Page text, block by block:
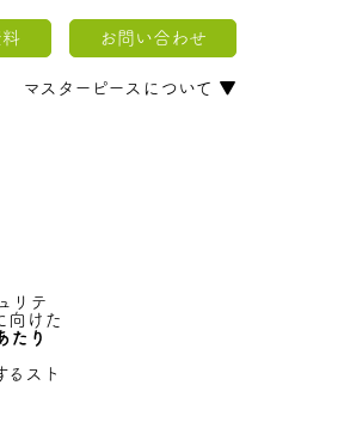
お問い合わせ
マスターピースについて ▼
リテ
向けた
たり
るスト